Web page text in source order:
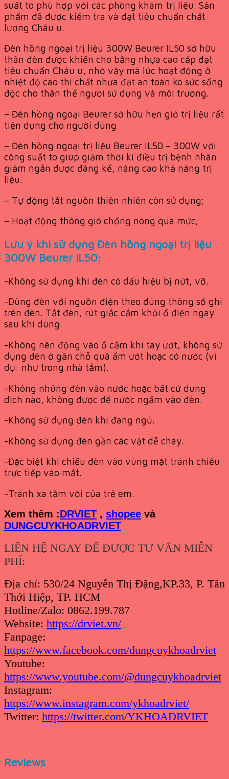
suất to phù hợp với các phòng khám trị liệu. Sản
phẩm đã được kiểm tra và đạt tiêu chuẩn chất
lượng Châu u.
Đèn hồng ngoại trị liệu 300W Beurer IL50 sở hữu
thân đèn được khiến cho bằng nhựa cao cấp đạt
tiêu chuẩn Châu u, nhờ vậy mà lúc hoạt động ở
nhiệt độ cao thì chất nhựa đạt an toàn ko sức sống
độc cho thân thể người sử dụng và môi trường.
– Đèn hồng ngoại Beurer sở hữu hẹn giờ trị liệu rất
tiện dụng cho người dùng
– Đèn hồng ngoại trị liệu Beurer IL50 – 300W với
công suất to giúp giảm thời kì điều trị bệnh nhân
giảm ngắn được đáng kể, nâng cao khả năng trị
liệu.
– Tự động tắt nguồn thiên nhiên còn sử dụng;
– Hoạt động thông gió chống nóng quá mức;
Lưu ý khi sử dụng Đèn hồng ngoại trị liệu
300W Beurer IL50:
-Không sử dụng khi đèn có dấu hiệu bị nứt, vỡ.
-Dùng đèn với nguồn điện theo đúng thông số ghi
trên đèn. Tắt đèn, rút giắc cắm khỏi ổ điện ngay
sau khi dùng.
-Không nên động vào ổ cắm khi tay ướt, không sử
dụng đèn ở gần chỗ quá ẩm ướt hoặc có nước (ví
dụ: như trong nhà tắm).
-Không nhúng đèn vào nước hoặc bất cứ dung
dịch nào, không được để nước ngấm vào đèn.
-Không sử dụng đèn khi đang ngủ.
-Không sử dụng đèn gần các vật dễ cháy.
-Đặc biệt khi chiếu đèn vào vùng mặt tránh chiếu
trực tiếp vào mắt.
-Tránh xa tầm với của trẻ em.
Xem thêm :DRVIET , shopee và
DUNGCUYKHOADRVIET
LIÊN HỆ NGAY ĐỂ ĐƯỢC TƯ VẤN MIỄN
PHÍ:
Địa chỉ: 530/24 Nguyễn Thị Đặng,KP.33, P. Tân
Thới Hiệp, TP. HCM
Hotline/Zalo: 0862.199.787
Website: https://drviet.vn/
Fanpage:
https://www.facebook.com/dungcuykhoadrviet
Youtube:
https://www.youtube.com/@dungcuykhoadrviet
Instagram:
https://www.instagram.com/ykhoadrviet/
Twitter: https://twitter.com/YKHOADRVIET
Reviews